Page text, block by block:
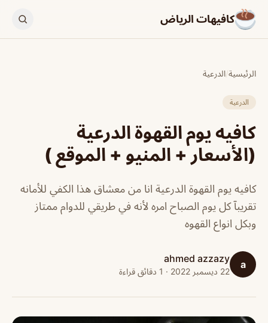
كافيهات الرياض
الرئيسية/الدرعية
الدرعية
كافيه يوم القهوة الدرعية
(الأسعار + المنيو + الموقع )
كافيه يوم القهوة الدرعية انا من معشاق هذا الكفي للأمانه
تقريبآ كل يوم الصباح امره لأنه في طريقي للدوام ممتاز
وبكل انواع القهوه
a
ahmed azzazy
22 ديسمبر 2022 · 1 دقائق قراءة